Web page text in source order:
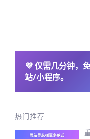
💜仅需几分钟，
站/小程序。
热门推荐